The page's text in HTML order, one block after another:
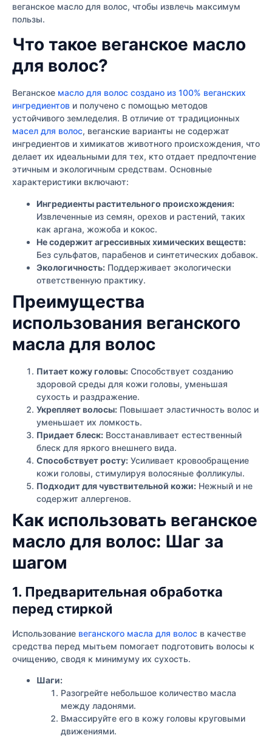
веганское масло для волос, чтобы извлечь максимум
пользы.
Что такое веганское масло
для волос?
Веганское масло для волос создано из 100% веганских
ингредиентов и получено с помощью методов
устойчивого земледелия. В отличие от традиционных
масел для волос, веганские варианты не содержат
ингредиентов и химикатов животного происхождения, что
делает их идеальными для тех, кто отдает предпочтение
этичным и экологичным средствам. Основные
характеристики включают:
Ингредиенты растительного происхождения:
Извлеченные из семян, орехов и растений, таких
как аргана, жожоба и кокос.
Не содержит агрессивных химических веществ:
Без сульфатов, парабенов и синтетических добавок.
Экологичность: Поддерживает экологически
ответственную практику.
Преимущества
использования веганского
масла для волос
Питает кожу головы: Способствует созданию
здоровой среды для кожи головы, уменьшая
сухость и раздражение.
Укрепляет волосы: Повышает эластичность волос и
уменьшает их ломкость.
Придает блеск: Восстанавливает естественный
блеск для яркого внешнего вида.
Способствует росту: Усиливает кровообращение
кожи головы, стимулируя волосяные фолликулы.
Подходит для чувствительной кожи: Нежный и не
содержит аллергенов.
Как использовать веганское
масло для волос: Шаг за
шагом
1. Предварительная обработка
перед стиркой
Использование веганского масла для волос в качестве
средства перед мытьем помогает подготовить волосы к
очищению, сводя к минимуму их сухость.
Шаги:
Разогрейте небольшое количество масла
между ладонями.
Вмассируйте его в кожу головы круговыми
движениями.